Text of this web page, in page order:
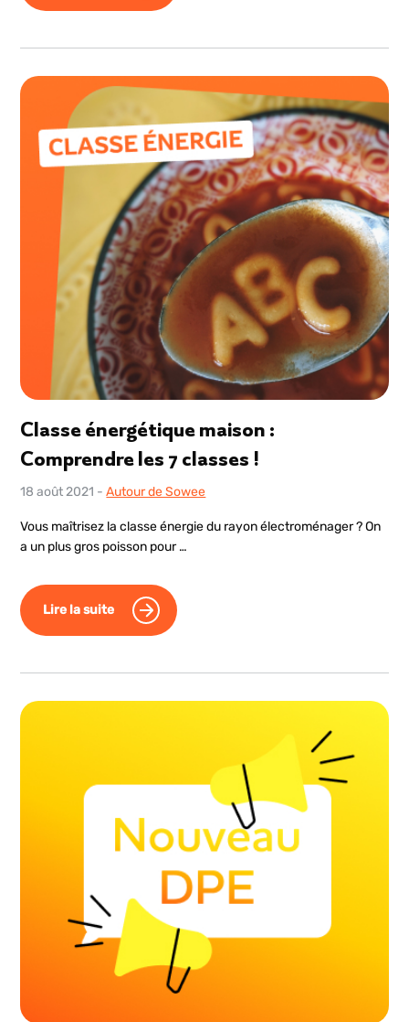
Classe énergétique maison :
Comprendre les 7 classes !
18 août 2021 -Autour de Sowee
Vous maîtrisez la classe énergie du rayon électroménager ? On
a un plus gros poisson pour …
Lire la suite